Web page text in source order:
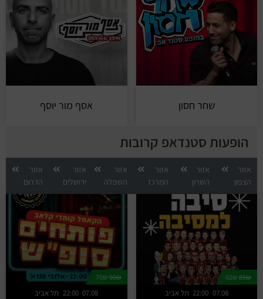
שחר חסון אסף מור יוסף
הופעות סטנדאפ קרובות
אזור
הצפון
אזור
השרון
אזור
המרכז
אזור
השפלה
אזור
ירושלים
אזור
הדרום
85₪
תל אביב 22:00 07.08
90₪
70₪
תל אביב 22:00 07.08